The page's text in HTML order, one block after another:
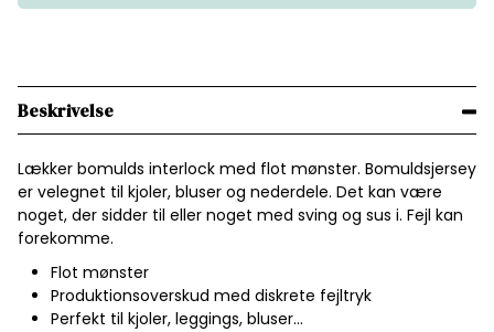
Beskrivelse
Lækker bomulds interlock med flot mønster. Bomuldsjersey
er velegnet til kjoler, bluser og nederdele. Det kan være
noget, der sidder til eller noget med sving og sus i. Fejl kan
forekomme.
Flot mønster
Produktionsoverskud med diskrete fejltryk
Perfekt til kjoler, leggings, bluser...